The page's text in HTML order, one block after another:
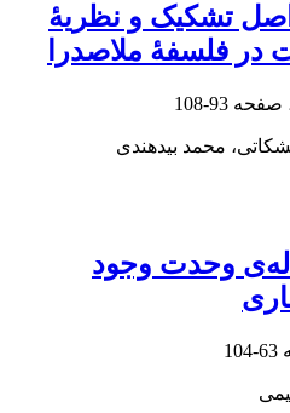
تشکیک و نظریۀ
در فلسفۀ ملاصدرا
93-108
محمد بیدهندی
وحدت وجود
63-104